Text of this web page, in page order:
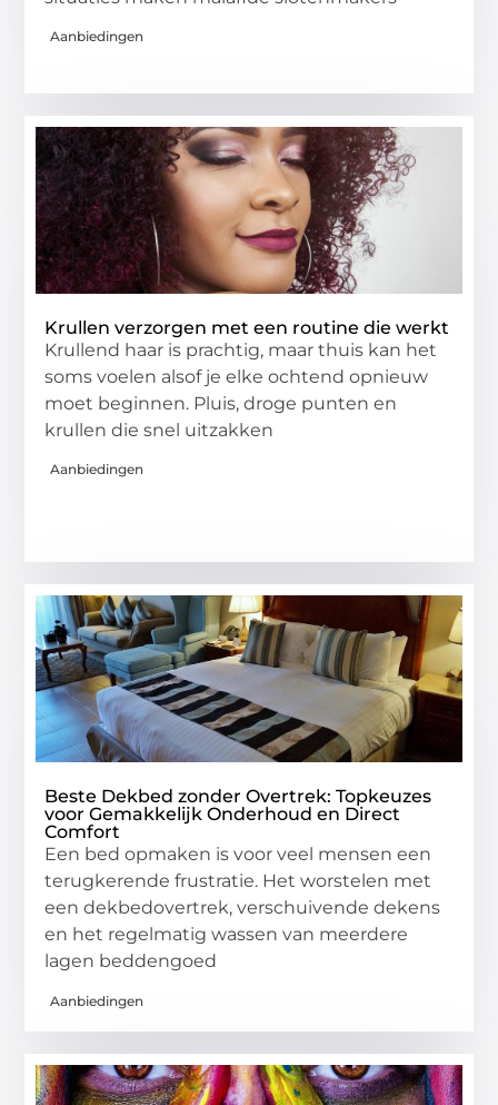
Aanbiedingen
Krullen verzorgen met een routine die werkt
Krullend haar is prachtig, maar thuis kan het
soms voelen alsof je elke ochtend opnieuw
moet beginnen. Pluis, droge punten en
krullen die snel uitzakken
Aanbiedingen
Beste Dekbed zonder Overtrek: Topkeuzes
voor Gemakkelijk Onderhoud en Direct
Comfort
Een bed opmaken is voor veel mensen een
terugkerende frustratie. Het worstelen met
een dekbedovertrek, verschuivende dekens
en het regelmatig wassen van meerdere
lagen beddengoed
Aanbiedingen